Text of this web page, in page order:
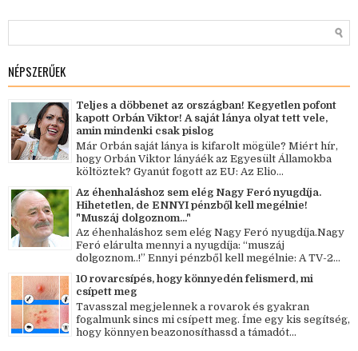
NÉPSZERŰEK
Teljes a döbbenet az országban! Kegyetlen pofont
kapott Orbán Viktor! A saját lánya olyat tett vele,
amin mindenki csak pislog
Már Orbán saját lánya is kifarolt mögüle? Miért hír,
hogy Orbán Viktor lányáék az Egyesült Államokba
költöztek? Gyanút fogott az EU: Az Elio...
Az éhenhaláshoz sem elég Nagy Feró nyugdíja.
Hihetetlen, de ENNYI pénzből kell megélnie!
"Muszáj dolgoznom..."
Az éhenhaláshoz sem elég Nagy Feró nyugdíja.Nagy
Feró elárulta mennyi a nyugdíja: “muszáj
dolgoznom..!” Ennyi pénzből kell megélnie: A TV-2...
10 rovarcsípés, hogy könnyedén felismerd, mi
csípett meg
Tavasszal megjelennek a rovarok és gyakran
fogalmunk sincs mi csípett meg. Íme egy kis segítség,
hogy könnyen beazonosíthassd a támadót...